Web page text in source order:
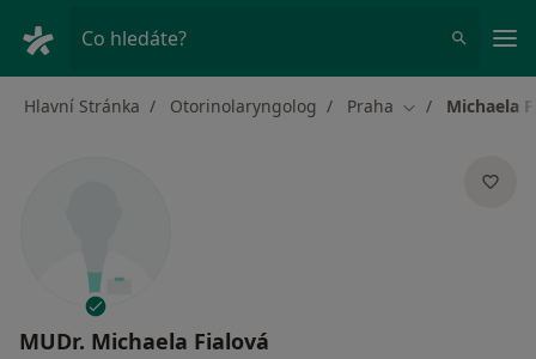
Co hledáte?
Hlavní Stránka Otorinolaryngolog Praha Změna města
Michaela
MUDr. Michaela Fialová